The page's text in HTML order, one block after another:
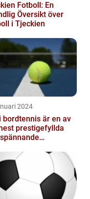
Fotboll: En
Översikt över
i Tjeckien
2024
bordtennis är en av
prestigefyllda
varje år